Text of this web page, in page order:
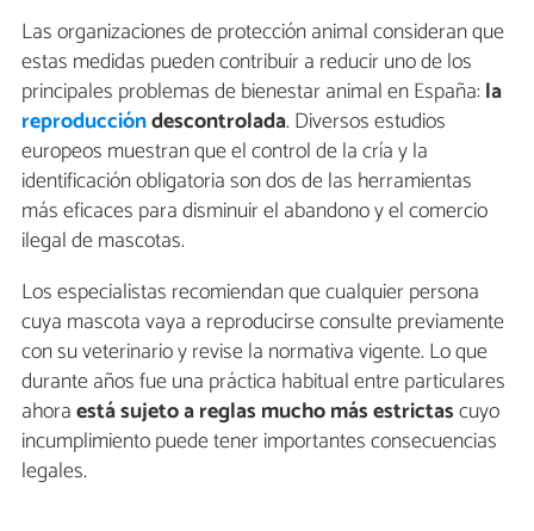
Las organizaciones de protección animal consideran que
estas medidas pueden contribuir a reducir uno de los
principales problemas de bienestar animal en España:la
reproduccióndescontrolada. Diversos estudios
europeos muestran que el control de la cría y la
identificación obligatoria son dos de las herramientas
más eficaces para disminuir el abandono y el comercio
ilegal de mascotas.
Los especialistas recomiendan que cualquier persona
cuya mascota vaya a reproducirse consulte previamente
con su veterinario y revise la normativa vigente. Lo que
durante años fue una práctica habitual entre particulares
ahoraestá sujeto a reglas mucho más estrictascuyo
incumplimiento puede tener importantes consecuencias
legales.